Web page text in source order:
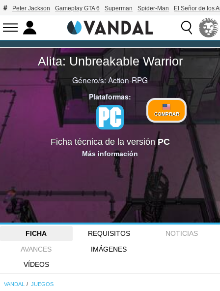
Peter Jackson Gameplay GTA 6 Superman Spider-Man El Señor de los
Alita: Unbreakable Warrior
Género/s:Action-RPG
Plataformas:
COMPRAR
Ficha técnica de la versiónPC
Más información
FICHA REQUISITOS
NOTICIAS
AVANCES
IMÁGENES
VÍDEOS
VANDAL JUEGOS